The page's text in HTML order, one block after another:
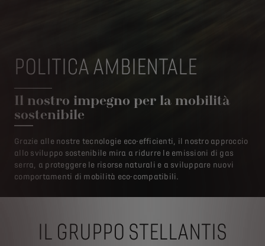
POLITICA AMBIENTALE
Il nostro impegno per la mobilità
sostenibile
Grazie alle nostre tecnologie eco-efficienti, il nostro approccio
allo sviluppo sostenibile mira a ridurre le emissioni di gas
serra, a proteggere le risorse naturali e a sviluppare nuovi
comportamenti di mobilità eco-compatibili.
IL GRUPPO STELLANTIS